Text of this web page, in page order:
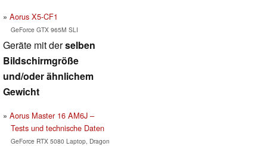
Aorus X5-CF1
GeForce GTX 965M SLI
Geräte mit derselben
Bildschirmgröße
und/oder ähnlichem
Gewicht
Aorus Master 16 AM6J –
Tests und technische Daten
GeForce RTX 5080 Laptop, Dragon